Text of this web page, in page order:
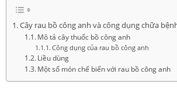
Cây rau bồ công anh và công dụng chữa
Mô tả cây thuốc bồ công anh
Công dụng của rau bồ công anh
Liều dùng
Một số món chế biến với rau bồ công anh